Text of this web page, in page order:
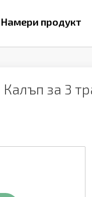
Намери продукт
Калъп за 3